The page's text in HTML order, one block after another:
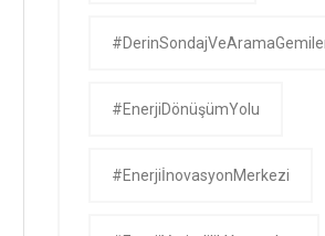
#EnerjiDönüşümYolu
#EnerjiİnovasyonMerkezi